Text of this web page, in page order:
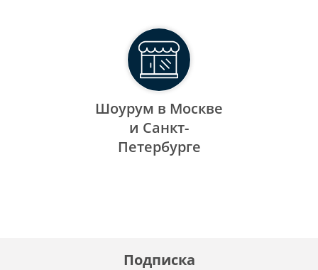
Шоурум в Москве
и Санкт-
Петербурге
Подписка